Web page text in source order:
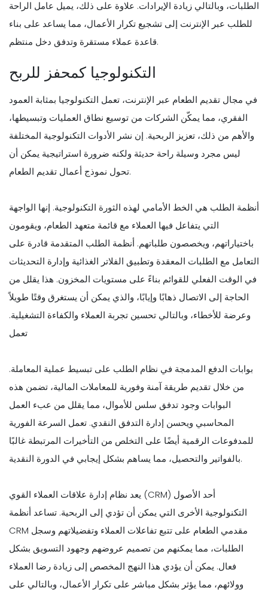
الطلبات، وبالتالي زيادة الإيرادات. علاوة على ذلك، يميل عامل الراحة
للطلب عبر الإنترنت إلى تشجيع تكرار الأعمال، مما يساعد على بناء
قاعدة عملاء مستقرة وتدفق دخل منتظم.
التكنولوجيا كمحفز للربح
في مجال تقديم الطعام عبر الإنترنت، تعمل التكنولوجيا بمثابة العمود
الفقري، مما يمكّن الشركات من توسيع نطاق العمليات وتبسيطها،
والأهم من ذلك، تعزيز الربحية. إن نشر الأدوات التكنولوجية المختلفة
ليس مجرد وسيلة راحة حديثة ولكنه ضرورة استراتيجية يمكن أن
تحول نموذج أعمال تقديم الطعام.
أنظمة الطلب هي الخط الأمامي لهذه الثورة التكنولوجية. إنها الواجهة
التي يتفاعل فيها العملاء مع قائمة متعهد الطعام، ويقومون
باختياراتهم، ويخصصون طلباتهم. أنظمة الطلب المتقدمة قادرة على
التعامل مع الطلبات المعقدة وتطبيق الفلاتر الغذائية وإدارة التحديثات
في الوقت الفعلي للقوائم بناءً على مستويات المخزون. هذا يقلل من
الحاجة إلى الاتصال ذهابًا وإيابًا، والذي يمكن أن يستغرق وقتًا طويلاً
وعرضة للأخطاء، وبالتالي تحسين تجربة العملاء والكفاءة التشغيلية.
تعمل
بوابات الدفع المدمجة في نظام الطلب على تبسيط عملية المعاملة.
من خلال تقديم طريقة آمنة وفورية للمعاملات المالية، تضمن هذه
البوابات وجود تدفق سلس للأموال، مما يقلل من عبء العمل
المحاسبي ويحسن إدارة التدفق النقدي. تعمل السرعة الفورية
للمدفوعات الرقمية أيضًا على التخلص من التأخيرات المرتبطة غالبًا
بالفواتير والتحصيل، مما يساهم بشكل إيجابي في الدورة النقدية.
يعد نظام إدارة علاقات العملاء القوي (CRM) أحد الأصول
التكنولوجية الأخرى التي يمكن أن تؤدي إلى الربحية. تساعد أنظمة
CRM مقدمي الطعام على تتبع تفاعلات العملاء وتفضيلاتهم وسجل
الطلبات، مما يمكنهم من تصميم عروضهم وجهود التسويق بشكل
فعال. يمكن أن يؤدي هذا النهج المخصص إلى زيادة رضا العملاء
وولائهم، مما يؤثر بشكل مباشر على تكرار الأعمال، وبالتالي على